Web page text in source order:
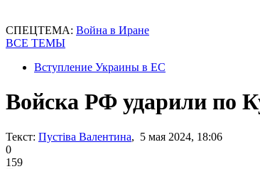
СПЕЦТЕМА: Война в Иране
ВСЕ ТЕМЫ
Вступление Украины в ЕС
Войска РФ ударили по
Текст: Пустіва Валентина, 5 мая 2024, 18:06
0
159